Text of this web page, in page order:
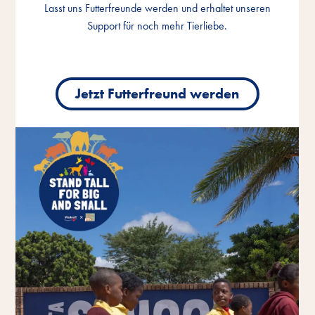
Lasst uns Futterfreunde werden und erhaltet unseren
Support für noch mehr Tierliebe.
Jetzt Futterfreund werden
Lasst uns Futterfreunde werden und erhaltet unseren
Support für noch mehr Tierliebe.
Jetzt Futterfreund werden
Lasst uns Futterfreunde werden und erhaltet unseren
Support für noch mehr Tierliebe.
Jetzt Futterfreund werden